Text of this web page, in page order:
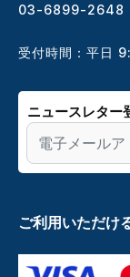
03-6899-2648
受付時間：平日
ニュースレター
ご利用いただけ